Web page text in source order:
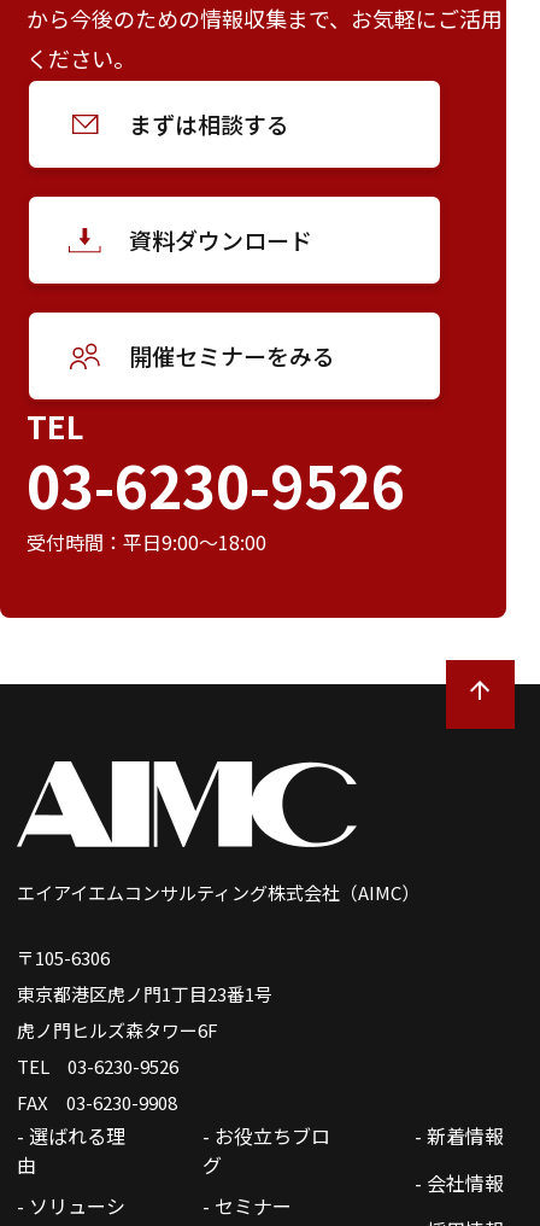
から今後のための情報収集まで、お気軽にご活用
ください。
まずは相談する
資料ダウンロード
開催セミナーをみる
TEL
03-6230-9526
受付時間：平日9:00～18:00
エイアイエムコンサルティング株式会社（AIMC）
〒105-6306
東京都港区虎ノ門1丁目23番1号
虎ノ門ヒルズ森タワー6F
TEL 03-6230-9526
FAX 03-6230-9908
- 選ばれる理
由
- ソリューシ
- お役立ちブロ
グ
- セミナー
- 新着情報
- 会社情報